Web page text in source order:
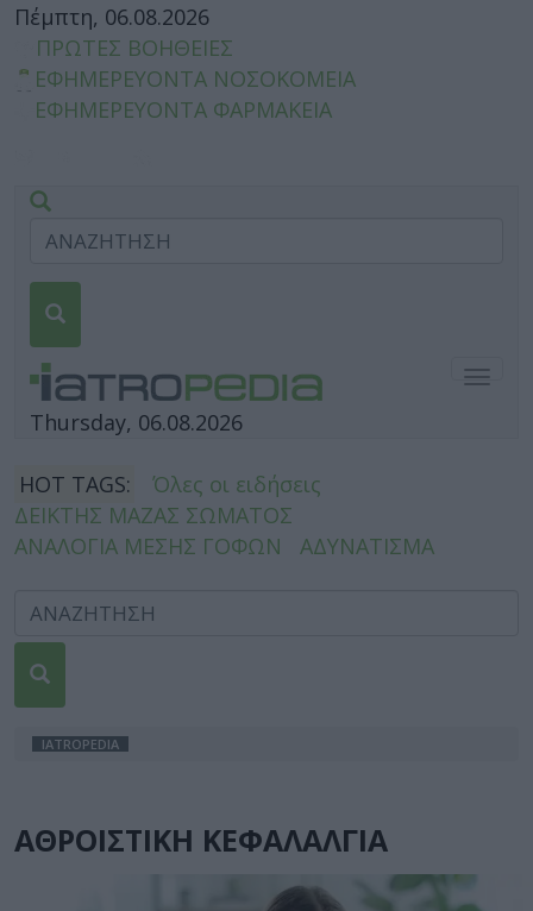
Πέμπτη, 06.08.2026
ΠΡΩΤΕΣ ΒΟΗΘΕΙΕΣ
ΕΦΗΜΕΡΕΥΟΝΤΑ ΝΟΣΟΚΟΜΕΙΑ
ΕΦΗΜΕΡΕΥΟΝΤΑ ΦΑΡΜΑΚΕΙΑ
Thursday, 06.08.2026
HOT TAGS:
Όλες οι ειδήσεις
ΔΕΙΚΤΗΣ ΜΑΖΑΣ ΣΩΜΑΤΟΣ
ΑΝΑΛΟΓΙΑ ΜΕΣΗΣ ΓΟΦΩΝ
ΑΔΥΝΑΤΙΣΜΑ
IATROPEDIA
ΑΘΡΟΙΣΤΙΚΗ ΚΕΦΑΛΑΛΓΙΑ